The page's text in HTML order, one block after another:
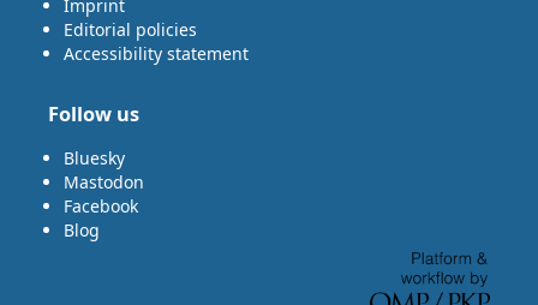
Imprint
Editorial policies
Accessibility statement
Follow us
Bluesky
Mastodon
Facebook
Blog